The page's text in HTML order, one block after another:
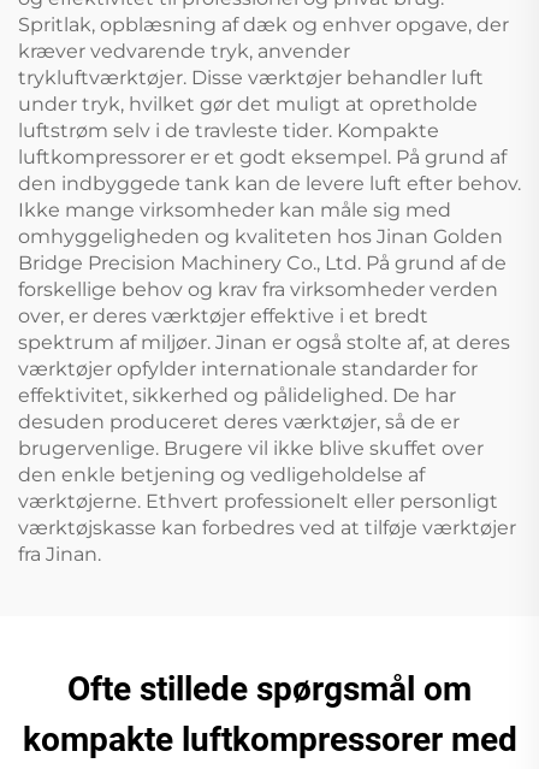
Spritlak, opblæsning af dæk og enhver opgave, der
kræver vedvarende tryk, anvender
trykluftværktøjer. Disse værktøjer behandler luft
under tryk, hvilket gør det muligt at opretholde
luftstrøm selv i de travleste tider. Kompakte
luftkompressorer er et godt eksempel. På grund af
den indbyggede tank kan de levere luft efter behov.
Ikke mange virksomheder kan måle sig med
omhyggeligheden og kvaliteten hos Jinan Golden
Bridge Precision Machinery Co., Ltd. På grund af de
forskellige behov og krav fra virksomheder verden
over, er deres værktøjer effektive i et bredt
spektrum af miljøer. Jinan er også stolte af, at deres
værktøjer opfylder internationale standarder for
effektivitet, sikkerhed og pålidelighed. De har
desuden produceret deres værktøjer, så de er
brugervenlige. Brugere vil ikke blive skuffet over
den enkle betjening og vedligeholdelse af
værktøjerne. Ethvert professionelt eller personligt
værktøjskasse kan forbedres ved at tilføje værktøjer
fra Jinan.
Ofte stillede spørgsmål om
kompakte luftkompressorer med